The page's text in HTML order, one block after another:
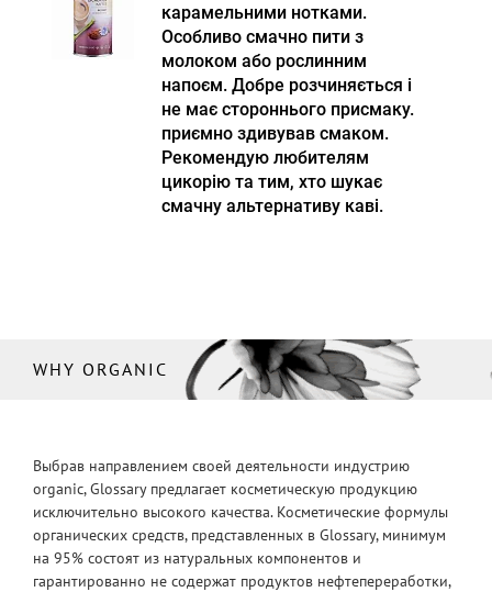
карамельними нотками.
Особливо смачно пити з
молоком або рослинним
напоєм. Добре розчиняється і
не має стороннього присмаку.
приємно здивував смаком.
Рекомендую любителям
цикорію та тим, хто шукає
смачну альтернативу каві.
WHY ORGANIC
Выбрав направлением своей деятельности индустрию
organic, Glossary предлагает косметическую продукцию
исключительно высокого качества. Косметические формулы
органических средств, представленных в Glossary, минимум
на 95% состоят из натуральных компонентов и
гарантированно не содержат продуктов нефтепереработки,